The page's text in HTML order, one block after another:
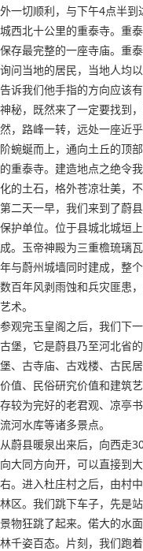
外一切顺利，与下午4点半
城西北十公里的重泰寺。重
保存最完整的一座寺庙。重
询问当地的居民，当地人均
告诉我们他手指的方向应该
神秘，既然来了一定要找到
然，路峰一转，远处一座近
阶蜿蜒而上，通向土丘的顶
的重泰寺。建造地点之绝令
化的土石，格外苍凉壮美，
第二天一早，我们来到了蔚
保护单位。位于县城北城垣
成。玉帝神殿为三重檐琉璃
年与蔚州城墙同时建成，整
数百年风剥雨蚀和兵灾匪患
艺术。
参观完玉皇阁之后，我们下
古堡，它是蔚县乃至河北省
堡、古寺庙、古戏楼、古民
价值、民俗研究价值和建筑
存较为完好的老君观、凉亭
流河水库等诸多景点。
从蔚县暖泉出来后，向西走
向大同方向开，可以直接到
右。进入杜庄村之后，由村
林区。我们跳下车子，先是
景物狂跳了起来。偌大的水
林千姿百态。片刻，我们跑